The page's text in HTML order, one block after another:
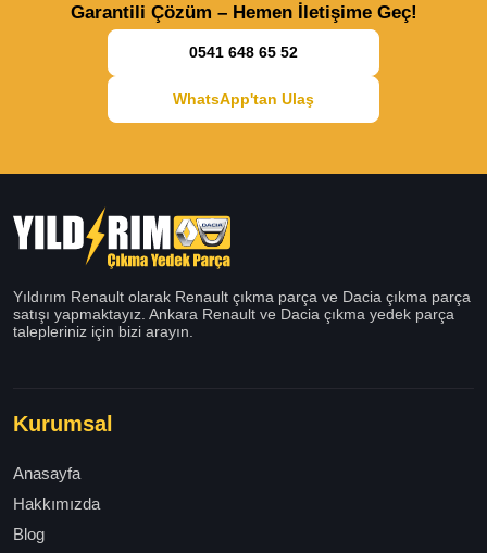
Garantili Çözüm – Hemen İletişime Geç!
0541 648 65 52
WhatsApp'tan Ulaş
Yıldırım Renault olarak Renault çıkma parça ve Dacia çıkma parça
satışı yapmaktayız. Ankara Renault ve Dacia çıkma yedek parça
talepleriniz için bizi arayın.
Kurumsal
Anasayfa
Hakkımızda
Blog